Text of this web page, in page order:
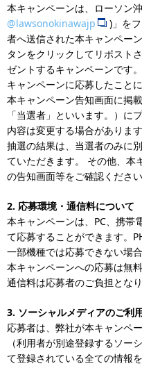
本キャンペーンは、ローソン
@lawsonokinawajp
)」を
者へ送信された本キャンペー
タンをクリックしてリポスト
ゼントするキャンペーンです
キャンペーンに応募したこと
本キャンペーン告知画面に掲
「当選者」といいます。）に
内容は変更する場合がありま
抽選の結果は、当選者のみに
ていただきます。 その他、本
の告知画面等をご確認ください
2. 応募環境・通信料について
本キャンペーンは、PC、携帯
て応募することができます。
一部機種では応募できない場合
本キャンペーンへの応募は無
通信料は応募者のご負担となり
3. ソーシャルメディアのご利
応募者は、弊社が本キャンペ
（利用者が別途登録するソー
て登録されている全ての情報